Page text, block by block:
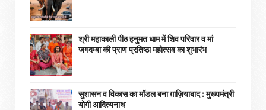
श्री महाकाली पीठ हनुमत धाम में शिव परिवार व मां
जगदम्बा की प्राण प्रतिष्ठा महोत्सव का शुभारंभ
सुशासन व विकास का मॉडल बना ग़ाज़ियाबाद : ​मुख्यमंत्री
योगी आदित्यनाथ